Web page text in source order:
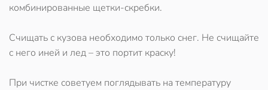
комбинированные щетки-скребки.
Счищать с кузова необходимо только снег. Не счищайте
с него иней и лед – это портит краску!
При чистке советуем поглядывать на температуру